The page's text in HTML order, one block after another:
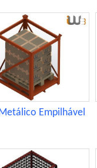
Empilhável